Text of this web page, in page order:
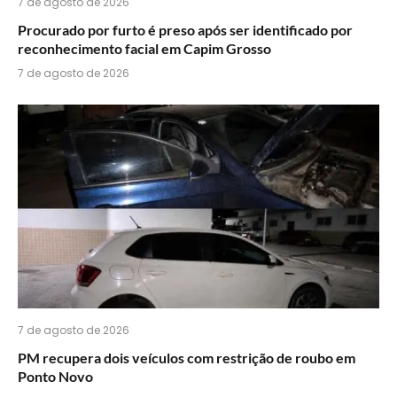
Procurado por furto é preso após ser identificado por
reconhecimento facial em Capim Grosso
7 de agosto de 2026
7 de agosto de 2026
PM recupera dois veículos com restrição de roubo em
Ponto Novo